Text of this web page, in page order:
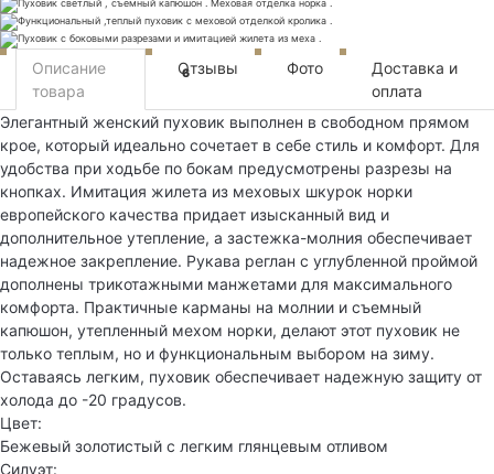
Описание
товара
Отзывы
6 Фото
Доставка и
оплата
Элегантный женский пуховик выполнен в свободном прямом
крое, который идеально сочетает в себе стиль и комфорт. Для
удобства при ходьбе по бокам предусмотрены разрезы на
кнопках. Имитация жилета из меховых шкурок норки
европейского качества придает изысканный вид и
дополнительное утепление, а застежка-молния обеспечивает
надежное закрепление. Рукава реглан с углубленной проймой
дополнены трикотажными манжетами для максимального
комфорта. Практичные карманы на молнии и съемный
капюшон, утепленный мехом норки, делают этот пуховик не
только теплым, но и функциональным выбором на зиму.
Оставаясь легким, пуховик обеспечивает надежную защиту от
холода до -20 градусов.
Цвет:
Бежевый золотистый с легким глянцевым отливом
Силуэт: